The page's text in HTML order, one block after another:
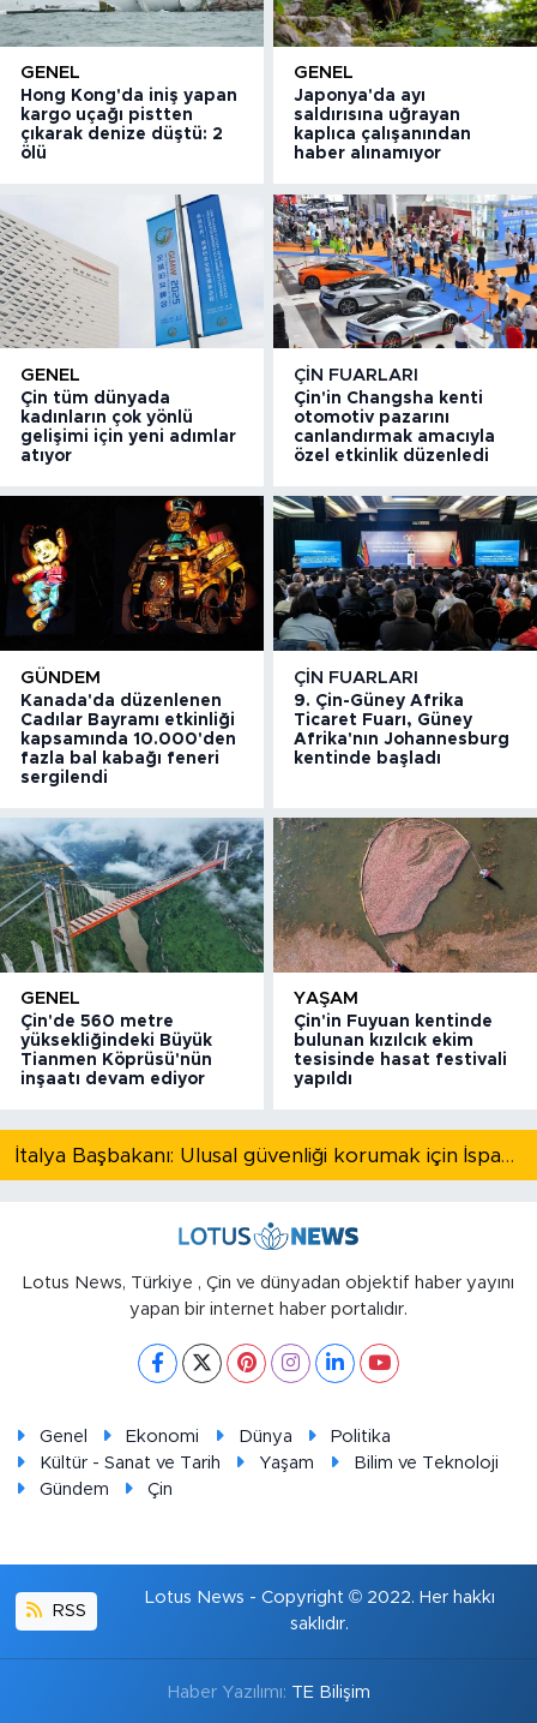
GENEL
Hong Kong'da iniş yapan
kargo uçağı pistten
çıkarak denize düştü: 2
ölü
GENEL
Japonya'da ayı
saldırısına uğrayan
kaplıca çalışanından
haber alınamıyor
GENEL
Çin tüm dünyada
kadınların çok yönlü
gelişimi için yeni adımlar
atıyor
ÇIN FUARLARI
Çin'in Changsha kenti
otomotiv pazarını
canlandırmak amacıyla
özel etkinlik düzenledi
GÜNDEM
Kanada'da düzenlenen
Cadılar Bayramı etkinliği
kapsamında 10.000'den
fazla bal kabağı feneri
sergilendi
ÇIN FUARLARI
9. Çin-Güney Afrika
Ticaret Fuarı, Güney
Afrika'nın Johannesburg
kentinde başladı
GENEL
Çin'de 560 metre
yüksekliğindeki Büyük
Tianmen Köprüsü'nün
inşaatı devam ediyor
YAŞAM
Çin'in Fuyuan kentinde
bulunan kızılcık ekim
tesisinde hasat festivali
yapıldı
İtalya Başbakanı: Ulusal güvenliği korumak için İspanya ile Schengen kapsamındaki serbest dolaşımı askıya alıyoruz
Lotus News, Türkiye , Çin ve dünyadan objektif haber yayını
yapan bir internet haber portalıdır.
Genel Ekonomi Dünya
Politika
Kültür - Sanat ve Tarih
Yaşam
Bilim ve Teknoloji
Gündem
Çin
RSS
Lotus News - Copyright © 2022. Her hakkı
saklıdır.
Haber Yazılımı: TE Bilişim